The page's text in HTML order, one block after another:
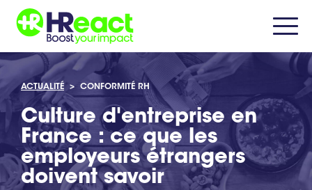
ACTUALITÉ > CONFORMITÉ RH
Culture d'entreprise en
France : ce que les
employeurs étrangers
doivent savoir